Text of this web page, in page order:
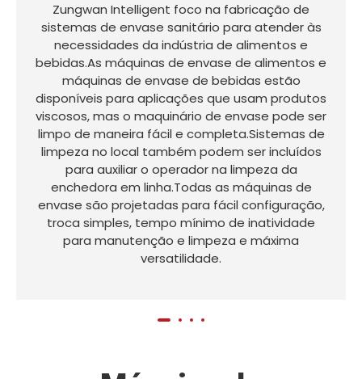
Zungwan Intelligent foco na fabricação de
sistemas de envase sanitário para atender às
necessidades da indústria de alimentos e
bebidas.As máquinas de envase de alimentos e
máquinas de envase de bebidas estão
disponíveis para aplicações que usam produtos
viscosos, mas o maquinário de envase pode ser
limpo de maneira fácil e completa.Sistemas de
limpeza no local também podem ser incluídos
para auxiliar o operador na limpeza da
enchedora em linha.Todas as máquinas de
envase são projetadas para fácil configuração,
troca simples, tempo mínimo de inatividade
para manutenção e limpeza e máxima
versatilidade.